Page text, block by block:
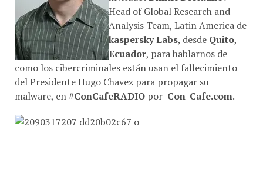
Head of Global Research and
Analysis Team, Latin America de
kaspersky Labs , desde Quito
Ecuador , para hablarnos de
como los cibercriminales están usan el fallecimiento
del Presidente Hugo Chavez para propagar su
malware, en #ConCafeRADIO por Con-Cafe.com